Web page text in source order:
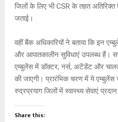
जिलों के लिए भी CSR के तहत
जताई।
वहीं बैंक अधिकारियों ने बताया कि इन
और आपातकालीन सुविधाएं उपलब्ध हैं।
एम्बुलेंस में डॉक्टर, नर्स, अटेंडेंट और
की जाएगी। प्रारंभिक चरण में ये एम्बुलेंस
रुद्रप्रयाग जिलों में स्वास्थ्य सेवाएं
Share this: